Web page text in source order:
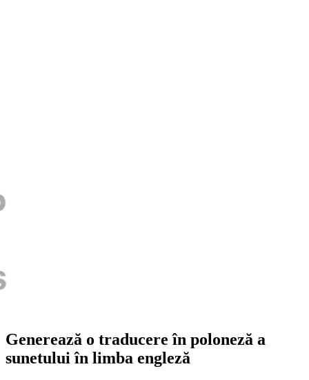
Generează o traducere în poloneză a
sunetului în limba engleză